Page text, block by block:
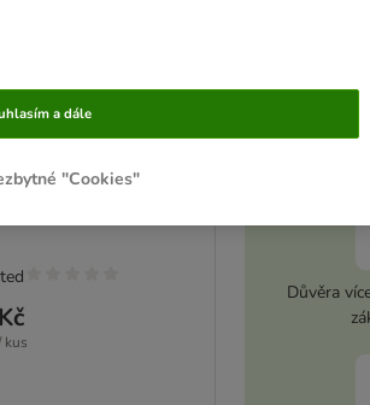
Bros.™ Harry Potter
k olizování mluvící
18 x V 1 cm
kus
Aktivujte si
Důvěra
"Cookies"
a dále